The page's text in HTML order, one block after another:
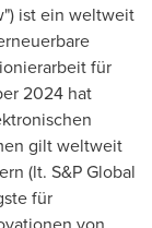
ist ein weltweit
für
2024 hat
gilt weltweit
(lt. S&P Global
für
von